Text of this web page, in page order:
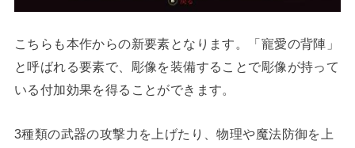
こちらも本作からの新要素となります。「寵愛の背陣」
と呼ばれる要素で、彫像を装備することで彫像が持って
いる付加効果を得ることができます。
3種類の武器の攻撃力を上げたり、物理や魔法防御を上